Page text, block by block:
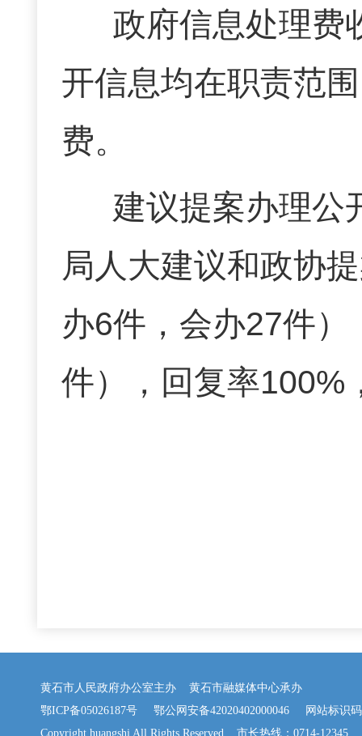
政府信息处理费
开信息均在职责范
费。
建议提案办理公
局人大建议和政协
办6件，会办27件
件），回复率100%
黄石市人民政府办公室主办 黄石市融媒体中心承办
鄂ICP备05026187号
鄂公网安备42020402000046 网站标识码
Copyright huangshi All Rights Reserved 市长热线：0714-12345